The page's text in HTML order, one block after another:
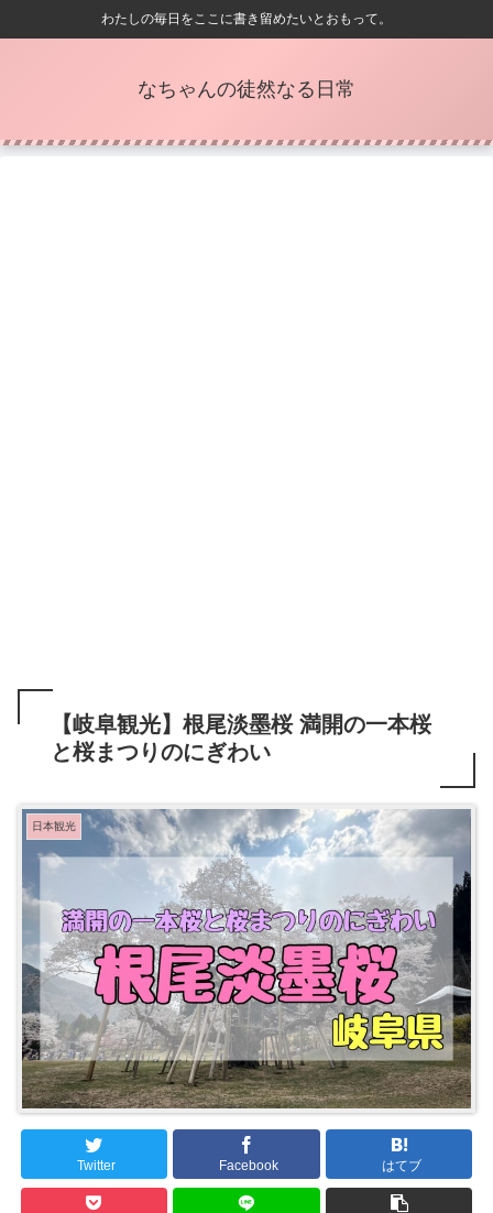
わたしの毎日をここに書き留めたいとおもって。
なちゃんの徒然なる日常
【岐阜観光】根尾淡墨桜 満開の一本桜
と桜まつりのにぎわい
日本観光
Twitter Facebook はてブ